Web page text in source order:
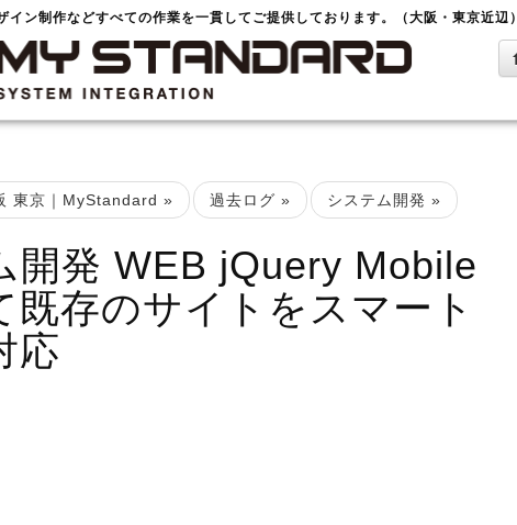
イン制作などすべての作業を一貫してご提供しております。（大阪・東京近辺）
東京｜MyStandard » 過去ログ » システム開発 »
開発 WEB jQuery Mobile
既存のサイトをスマート
応